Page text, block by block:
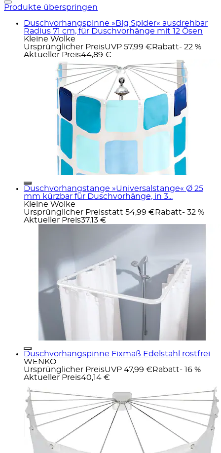
Produkte überspringen
Duschvorhangspinne »Big Spider« ausdrehbar
Radius 71 cm, für Duschvorhänge mit 12 Ösen
Kleine Wolke
Ursprünglicher PreisUVP 57,99 € Rabatt- 22 %
Aktueller Preis44,89 €
Duschvorhangstange »Universalstange« Ø 25
mm kürzbar für Duschvorhänge, in 3...
Kleine Wolke
Ursprünglicher Preisstatt 54,99 € Rabatt- 32 %
Aktueller Preis37,13 €
Duschvorhangspinne Fixmaß Edelstahl rostfrei
WENKO
Ursprünglicher PreisUVP 47,99 € Rabatt- 16 %
Aktueller Preis40,14 €